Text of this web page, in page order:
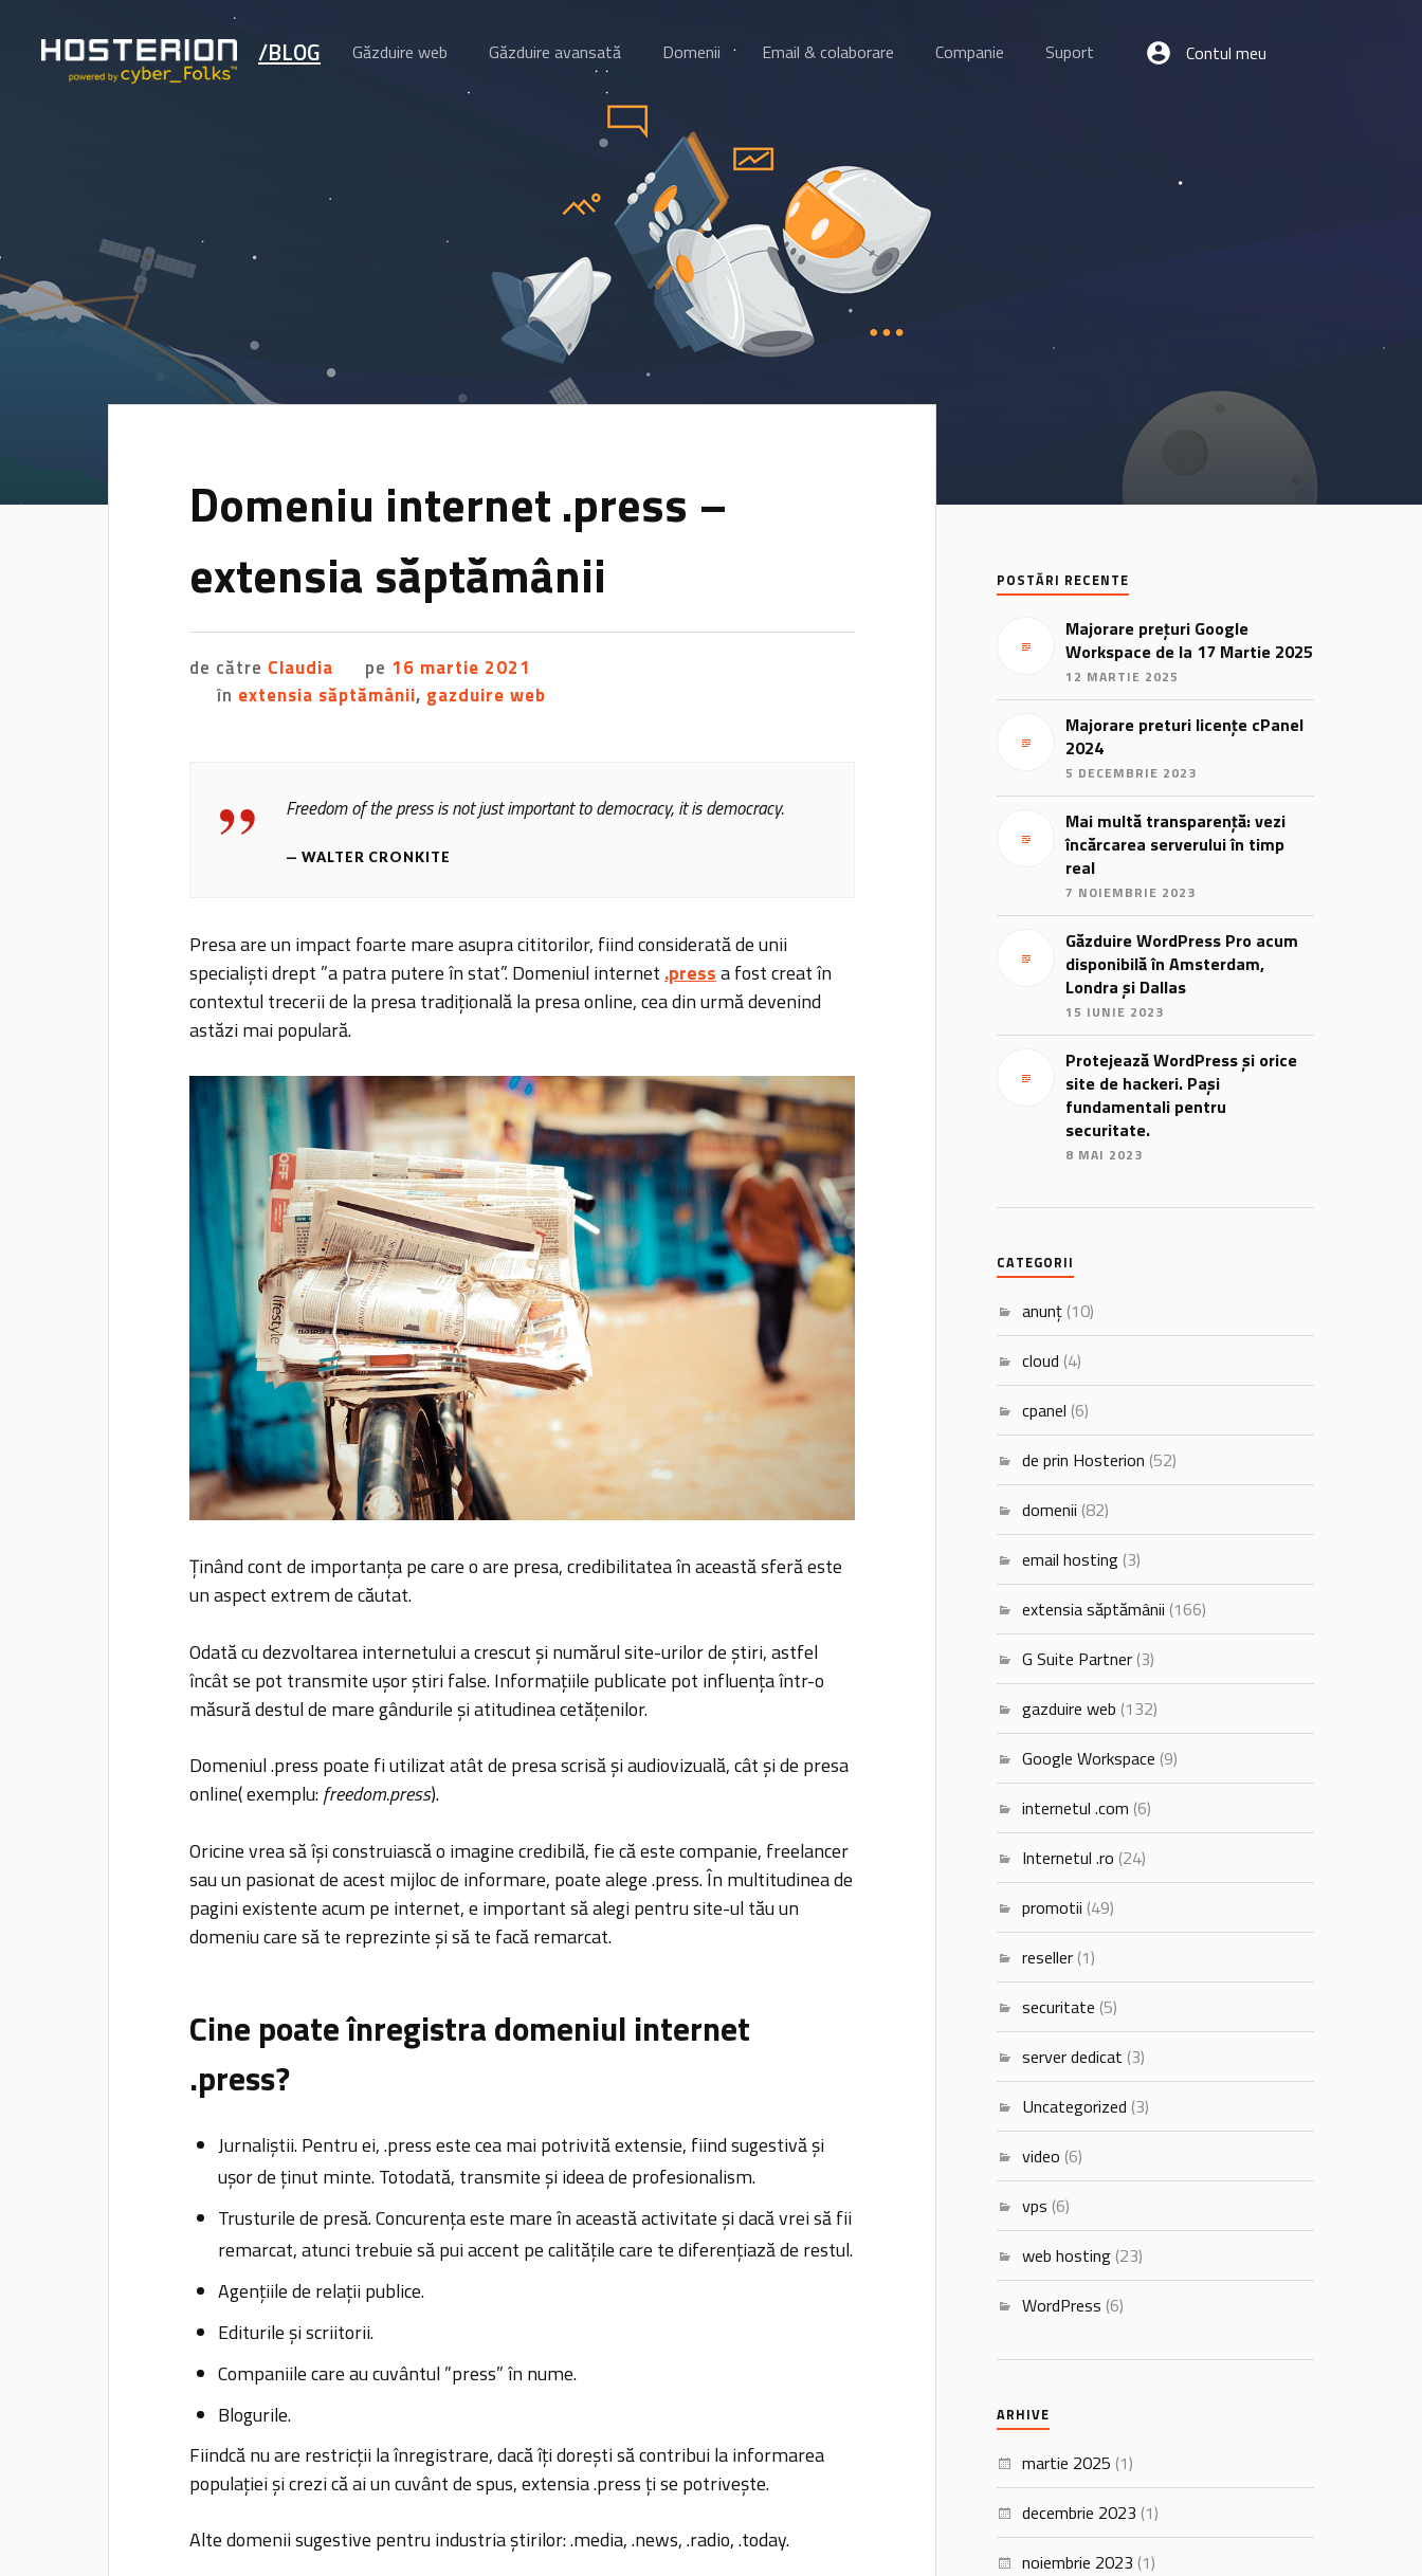
/BLOG Găzduire web Găzduire avansată Domenii Email & colaborare Companie Suport Contul meu
Domeniu internet .press –
extensia săptămânii
de către Claudia pe 16 martie 2021
în extensia săptămânii, gazduire web
Freedom of the press is not just important to democracy, it is democracy.
WALTER CRONKITE
Presa are un impact foarte mare asupra cititorilor, fiind considerată de unii
specialiști drept ”a patra putere în stat”. Domeniul internet.pressa fost creat în
contextul trecerii de la presa tradițională la presa online, cea din urmă devenind
astăzi mai populară.
Ținând cont de importanța pe care o are presa, credibilitatea în această sferă este
un aspect extrem de căutat.
Odată cu dezvoltarea internetului a crescut și numărul site-urilor de știri, astfel
încât se pot transmite ușor știri false. Informațiile publicate pot influența într-o
măsură destul de mare gândurile și atitudinea cetățenilor.
Domeniul .press poate fi utilizat atât de presa scrisă și audiovizuală, cât și de presa
online( exemplu: freedom.press).
Oricine vrea să își construiască o imagine credibilă, fie că este companie, freelancer
sau un pasionat de acest mijloc de informare, poate alege .press. În multitudinea de
pagini existente acum pe internet, e important să alegi pentru site-ul tău un
domeniu care să te reprezinte și să te facă remarcat.
Cine poate înregistra domeniul internet
.press?
Jurnaliștii. Pentru ei, .press este cea mai potrivită extensie, fiind sugestivă și
ușor de ținut minte. Totodată, transmite și ideea de profesionalism.
Trusturile de presă. Concurența este mare în această activitate și dacă vrei să fii
remarcat, atunci trebuie să pui accent pe calitățile care te diferențiază de restul.
Agențiile de relații publice.
Editurile și scriitorii.
Companiile care au cuvântul ”press” în nume.
Blogurile.
Fiindcă nu are restricții la înregistrare, dacă îți dorești să contribui la informarea
populației și crezi că ai un cuvânt de spus, extensia .press ți se potrivește.
Alte domenii sugestive pentru industria știrilor: .media, .news, .radio, .today.
POSTĂRI RECENTE
Majorare prețuri Google
Workspace de la 17 Martie 2025
12 MARTIE 2025
Majorare preturi licențe cPanel
2024
5 DECEMBRIE 2023
Mai multă transparență: vezi
încărcarea serverului în timp
real
7 NOIEMBRIE 2023
Găzduire WordPress Pro acum
disponibilă în Amsterdam,
Londra și Dallas
15 IUNIE 2023
Protejează WordPress și orice
site de hackeri. Pași
fundamentali pentru
securitate.
8 MAI 2023
CATEGORII
anunț (10)
cloud (4)
cpanel (6)
de prin Hosterion (52)
domenii (82)
email hosting (3)
extensia săptămânii (166)
G Suite Partner (3)
gazduire web (132)
Google Workspace (9)
internetul .com (6)
Internetul .ro (24)
promotii (49)
reseller (1)
securitate (5)
server dedicat (3)
Uncategorized (3)
video (6)
vps (6)
web hosting (23)
WordPress (6)
ARHIVE
martie 2025 (1)
decembrie 2023 (1)
noiembrie 2023 (1)